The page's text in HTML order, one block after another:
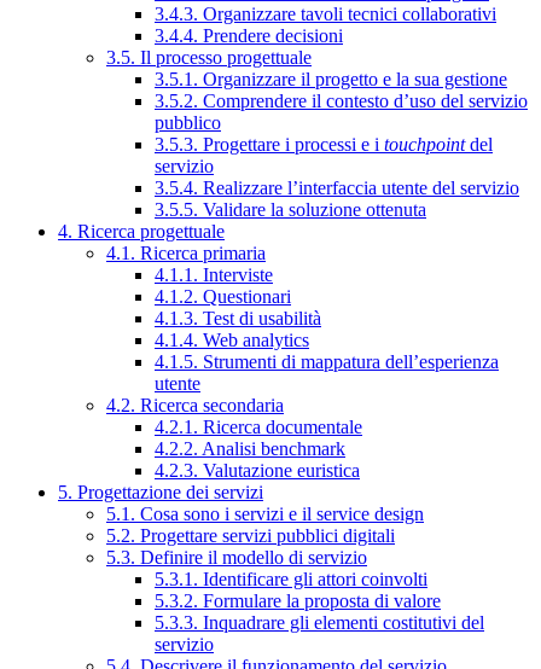
3.4.3. Organizzare tavoli tecnici collaborativi
3.4.4. Prendere decisioni
3.5. Il processo progettuale
3.5.1. Organizzare il progetto e la sua gestione
3.5.2. Comprendere il contesto d’uso del servizio
pubblico
3.5.3. Progettare i processi e i touchpointdel
servizio
3.5.4. Realizzare l’interfaccia utente del servizio
3.5.5. Validare la soluzione ottenuta
4. Ricerca progettuale
4.1. Ricerca primaria
4.1.1. Interviste
4.1.2. Questionari
4.1.3. Test di usabilità
4.1.4. Web analytics
4.1.5. Strumenti di mappatura dell’esperienza
utente
4.2. Ricerca secondaria
4.2.1. Ricerca documentale
4.2.2. Analisi benchmark
4.2.3. Valutazione euristica
5. Progettazione dei servizi
5.1. Cosa sono i servizi e il service design
5.2. Progettare servizi pubblici digitali
5.3. Definire il modello di servizio
5.3.1. Identificare gli attori coinvolti
5.3.2. Formulare la proposta di valore
5.3.3. Inquadrare gli elementi costitutivi del
servizio